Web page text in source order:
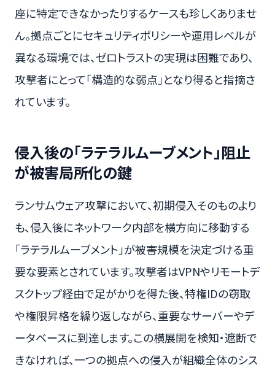
座に特定できなかったりするケースも珍しくありませ
ん。拠点ごとにセキュリティポリシーや運用レベルが
異なる環境では、ゼロトラストの実現は困難であり、
攻撃者にとって「構造的な弱点」となり得ると指摘さ
れています。
侵入後の「ラテラルムーブメント」阻止
が被害局所化の鍵
ランサムウェア攻撃において、初期侵入そのものより
も、侵入後にネットワーク内部を横方向に移動する
「ラテラルムーブメント」が被害規模を決定づける重
要な要素とされています。攻撃者はVPNやリモートデ
スクトップ経由で足がかりを得た後、特権IDの窃取
や権限昇格を繰り返しながら、重要なサーバーやデ
ータベースに到達します。この横展開を検知・遮断で
きなければ、一つの拠点への侵入が組織全体のシス